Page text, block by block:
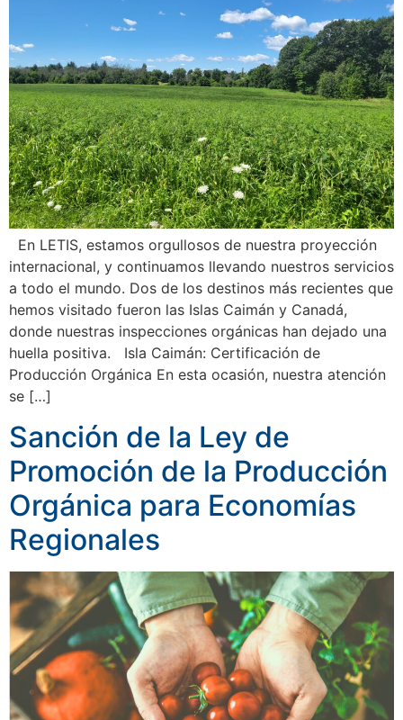
En LETIS, estamos orgullosos de nuestra proyección
internacional, y continuamos llevando nuestros servicios
a todo el mundo. Dos de los destinos más recientes que
hemos visitado fueron las Islas Caimán y Canadá,
donde nuestras inspecciones orgánicas han dejado una
huella positiva. Isla Caimán: Certificación de
Producción Orgánica En esta ocasión, nuestra atención
se […]
Sanción de la Ley de
Promoción de la Producción
Orgánica para Economías
Regionales